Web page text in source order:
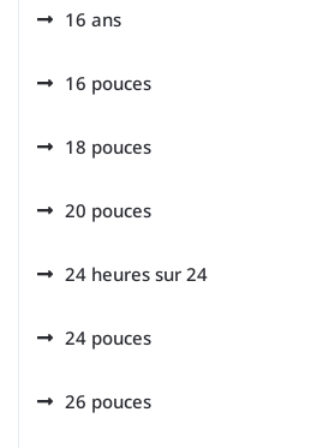
16 ans
16 pouces
18 pouces
20 pouces
24 heures sur 24
24 pouces
26 pouces